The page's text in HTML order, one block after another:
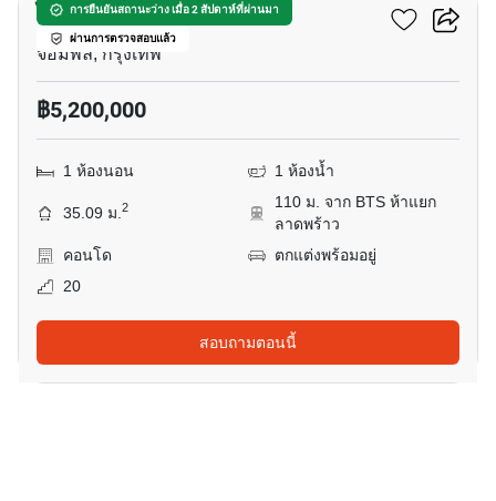
การยืนยันสถานะว่าง เมื่อ 2 สัปดาห์ที่ผ่านมา
ผ่านการตรวจสอบแล้ว
ไลฟ์ ลาดพร้าว แวลลีย์
จอมพล, กรุงเทพ
฿5,200,000
1 ห้องนอน 1 ห้องน้ำ
35.09 ม.2
110 ม. จาก BTS ห้าแยก
ลาดพร้าว
คอนโด
ตกแต่งพร้อมอยู่
20
สอบถามตอนนี้